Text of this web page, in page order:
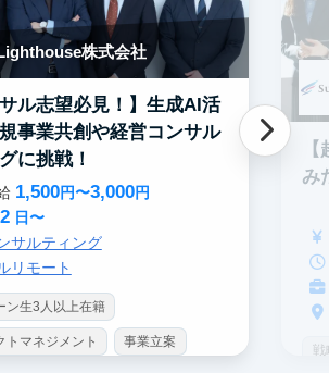
株式会社
サル志望必見！】生成AI活
事業共創や経営コンサル
に挑戦！
1,500円〜3,000円
2日〜
サルティング
リモート
ン生3人以上在籍
トマネジメント 事業立案
み
戦